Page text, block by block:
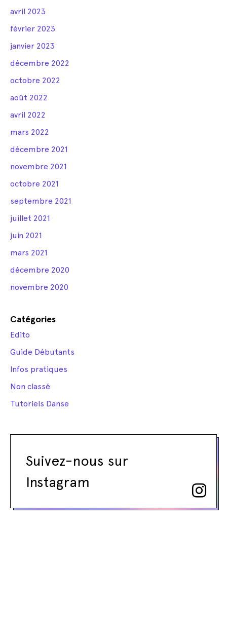
avril 2023
février 2023
janvier 2023
décembre 2022
octobre 2022
août 2022
avril 2022
mars 2022
décembre 2021
novembre 2021
octobre 2021
septembre 2021
juillet 2021
juin 2021
mars 2021
décembre 2020
novembre 2020
Catégories
Edito
Guide Débutants
Infos pratiques
Non classé
Tutoriels Danse
Suivez-nous sur
Instagram